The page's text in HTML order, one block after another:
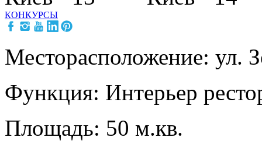
КОНКУРСЫ
Месторасположение: ул.
Функция: Интерьер
Площадь: 50 м.кв.